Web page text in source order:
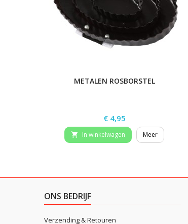
METALEN ROSBORSTEL
Prijs
€ 4,95
 In winkelwagen Meer
ONS BEDRIJF
Verzending & Retouren